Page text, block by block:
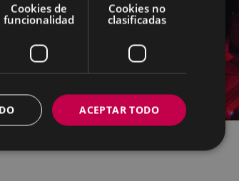
Cookies de
funcionalidad
Cookies no
clasificadas
ACEPTAR TODO